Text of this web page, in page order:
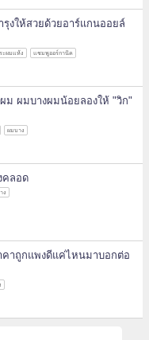
งให้สวยด้วยอาร์แกนออยล์
ะผมแห้ง แชมพูออร์กานิค
ม ผมบางผมน้อยลองให้ "วิก"
ผมบาง
คลอด
ง
คาถูกแพงดีแค่ไหนมาบอกต่อ